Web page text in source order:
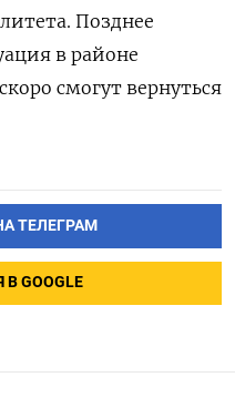
Позднее
в районе
смогут вернуться
ТЕЛЕГРАМ
GOOGLE